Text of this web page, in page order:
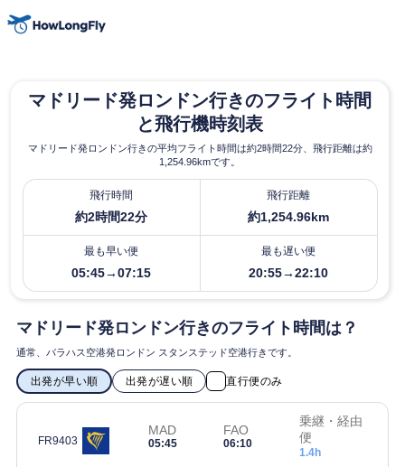
マドリード発ロンドン行きのフライト時間
と飛行機時刻表
マドリード発ロンドン行きの平均フライト時間は約2時間22分、飛行距離は約
1,254.96kmです。
飛行時間
約2時間22分
飛行距離
約1,254.96km
最も早い便
05:45→07:15
最も遅い便
20:55→22:10
マドリード発ロンドン行きのフライト時間は？
通常、バラハス空港発ロンドン スタンステッド空港行きです。
出発が早い順 出発が遅い順 直行便のみ
FR9403
MAD
05:45
FAO
06:10
乗継・経由
便
1.4h